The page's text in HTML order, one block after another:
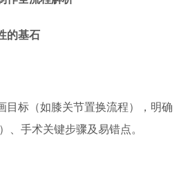
的基石
目标（如膝关节置换流程），明确
、手术关键步骤及易错点。